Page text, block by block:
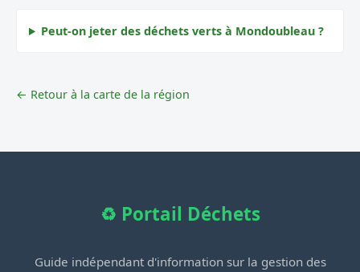
Peut-on jeter des déchets verts à Mondoubleau ?
← Retour à la carte de la région
♻️ Portail Déchets
Guide indépendant d'information sur la gestion des